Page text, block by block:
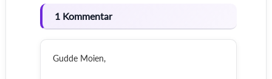
1 Kommentar
Gudde Moien,